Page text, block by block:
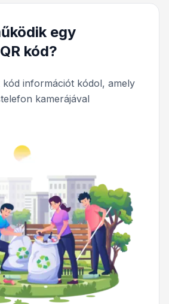
egy
kód?
információt kódol, amely
kamerájával